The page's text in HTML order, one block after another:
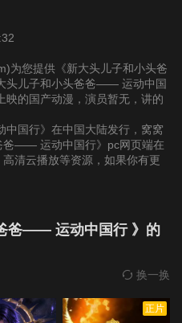
集 第24集
集 第30集
为您提供《新大头儿子和小头爸
头儿子和小头爸爸—— 运动中国
的国产动漫，演员暂无，讲的
国行》在中国大陆发行，窝窝
爸—— 运动中国行》pc网页端在
清云播放等资源，如果你有更
爸—— 运动中国行 》的
换一换
正片